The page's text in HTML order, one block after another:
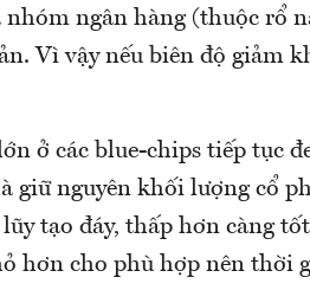
nhóm ngân hàng (thuộc rổ
Vì vậy nếu biên độ giảm
ở các blue-chips tiếp tục
giữ nguyên khối lượng cổ
tạo đáy, thấp hơn càng
hơn cho phù hợp nên thời